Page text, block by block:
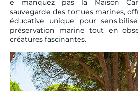
e manquez pas la Maison
sauvegarde des tortues marines,
éducative unique pour
préservation marine tout en
créatures fascinantes.